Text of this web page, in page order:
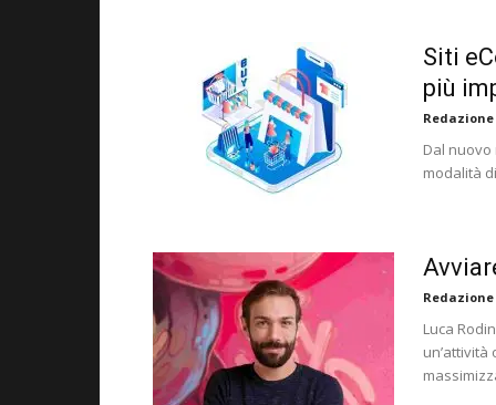
Siti
più
Dal
modalità
Luca